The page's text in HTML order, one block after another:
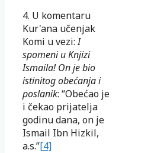
4. U komentaru
Kur'ana učenjak
Komi u vezi:I
spomeni u Knjizi
Ismaila! On je bio
istinitog obećanja i
poslanik: “Obećao je
i čekao prijatelja
godinu dana, on je
Ismail Ibn Hizkil,
a.s.”[4]